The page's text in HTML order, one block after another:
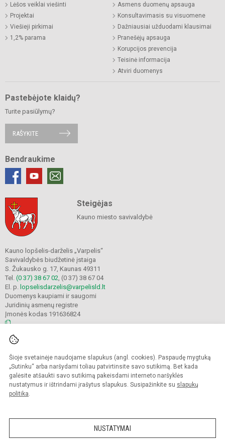
Šioje svetainėje naudojame slapukus (angl. cookies). Paspaudę mygtuką
„Sutinku“ arba naršydami toliau patvirtinsite savo sutikimą. Bet kada
galėsite atšaukti savo sutikimą pakeisdami interneto naršyklės
nustatymus ir ištrindami įrašytus slapukus. Susipažinkite su slapukų
politika.
NUSTATYMAI
Lėšos veiklai viešinti
Projektai
Viešieji pirkimai
1,2% parama
Asmens duomenų apsauga
Konsultavimasis su visuomene
Dažniausiai užduodami klausimai
Pranešėjų apsauga
Korupcijos prevencija
Teisinė informacija
Atviri duomenys
Pastebėjote klaidų?
Turite pasiūlymų?
RAŠYKITE
Bendraukime
Steigėjas
Kauno miesto savivaldybė
Kauno lopšelis-darželis „Varpelis“
Savivaldybės biudžetinė įstaiga
S. Žukausko g. 17, Kaunas 49311
Tel. (0 37) 38 67 02 , (0 37) 38 67 04
El. p. lopselisdarzelis@varpelisld.lt
Duomenys kaupiami ir saugomi
Juridinių asmenų registre
Įmonės kodas 191636824
Kopijuoti turinį be raštiško įstaigos administracijos sutikimo griežtai draudžiama.
Prieinamumo paraiška Slapukų politika
Sumanus būdas atnaujinti